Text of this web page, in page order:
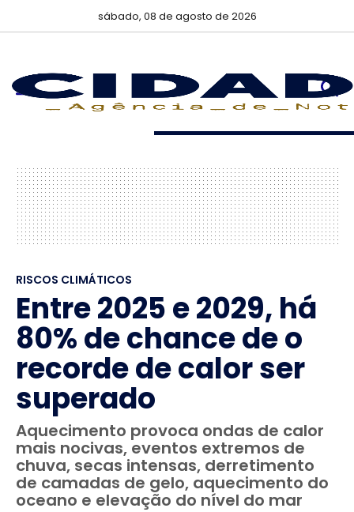
sábado, 08 de agosto de 2026
RISCOS CLIMÁTICOS
Entre 2025 e 2029, há
80% de chance de o
recorde de calor ser
superado
Aquecimento provoca ondas de calor
mais nocivas, eventos extremos de
chuva, secas intensas, derretimento
de camadas de gelo, aquecimento do
oceano e elevação do nível do mar